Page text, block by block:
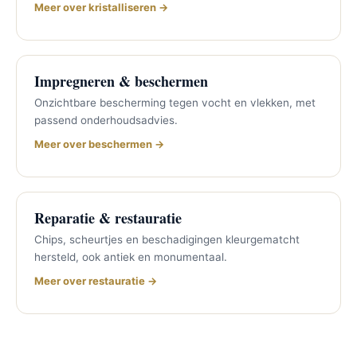
Meer over kristalliseren →
Impregneren & beschermen
Onzichtbare bescherming tegen vocht en vlekken, met
passend onderhoudsadvies.
Meer over beschermen →
Reparatie & restauratie
Chips, scheurtjes en beschadigingen kleurgematcht
hersteld, ook antiek en monumentaal.
Meer over restauratie →